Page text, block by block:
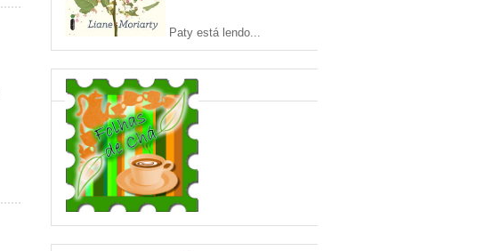
Paty está lendo...